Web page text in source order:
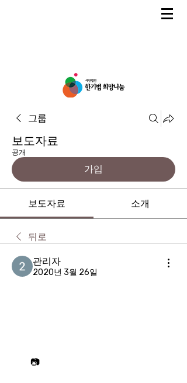
그룹
보도자료
공개
가입
보도자료 소개
뒤로
관리자
2020년 3월 26일
📷